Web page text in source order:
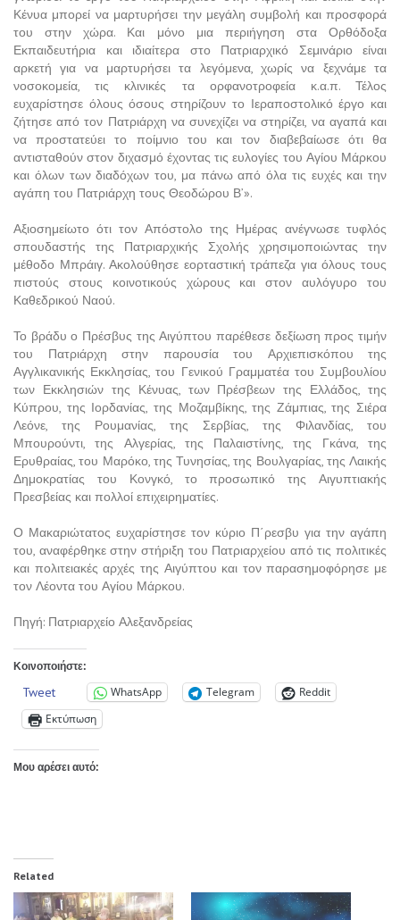
Κένυα μπορεί να μαρτυρήσει την μεγάλη συμβολή και προσφορά
του στην χώρα. Και μόνο μια περιήγηση στα Ορθόδοξα
Εκπαιδευτήρια και ιδιαίτερα στο Πατριαρχικό Σεμινάριο είναι
αρκετή για να μαρτυρήσει τα λεγόμενα, χωρίς να ξεχνάμε τα
νοσοκομεία, τις κλινικές τα ορφανοτροφεία κ.α.π. Τέλος
ευχαρίστησε όλους όσους στηρίζουν το Ιεραποστολικό έργο και
ζήτησε από τον Πατριάρχη να συνεχίζει να στηρίζει, να αγαπά και
να προστατεύει το ποίμνιο του και τον διαβεβαίωσε ότι θα
αντισταθούν στον διχασμό έχοντας τις ευλογίες του Αγίου Μάρκου
και όλων των διαδόχων του, μα πάνω από όλα τις ευχές και την
αγάπη του Πατριάρχη τους Θεοδώρου Β’».
Αξιοσημείωτο ότι τον Απόστολο της Ημέρας ανέγνωσε τυφλός
σπουδαστής της Πατριαρχικής Σχολής χρησιμοποιώντας την
μέθοδο Μπράιγ. Ακολούθησε εορταστική τράπεζα για όλους τους
πιστούς στους κοινοτικούς χώρους και στον αυλόγυρο του
Καθεδρικού Ναού.
Το βράδυ ο Πρέσβυς της Αιγύπτου παρέθεσε δεξίωση προς τιμήν
του Πατριάρχη στην παρουσία του Αρχιεπισκόπου της
Αγγλικανικής Εκκλησίας, του Γενικού Γραμματέα του Συμβουλίου
των Εκκλησιών της Κένυας, των Πρέσβεων της Ελλάδος, της
Κύπρου, της Ιορδανίας, της Μοζαμβίκης, της Ζάμπιας, της Σιέρα
Λεόνε, της Ρουμανίας, της Σερβίας, της Φιλανδίας, του
Μπουρούντι, της Αλγερίας, της Παλαιστίνης, της Γκάνα, της
Ερυθραίας, του Μαρόκο, της Τυνησίας, της Βουλγαρίας, της Λαικής
Δημοκρατίας του Κονγκό, το προσωπικό της Αιγυπτιακής
Πρεσβείας και πολλοί επιχειρηματίες.
Ο Μακαριώτατος ευχαρίστησε τον κύριο Π΄ρεσβυ για την αγάπη
του, αναφέρθηκε στην στήριξη του Πατριαρχείου από τις πολιτικές
και πολιτειακές αρχές της Αιγύπτου και τον παρασημοφόρησε με
τον Λέοντα του Αγίου Μάρκου.
Πηγή: Πατριαρχείο Αλεξανδρείας
Κοινοποιήστε:
Tweet WhatsApp Telegram
Reddit
Εκτύπωση
Μου αρέσει αυτό:
Related